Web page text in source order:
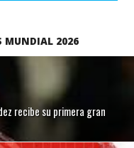
MUNDIAL 2026
recibe su primera gran